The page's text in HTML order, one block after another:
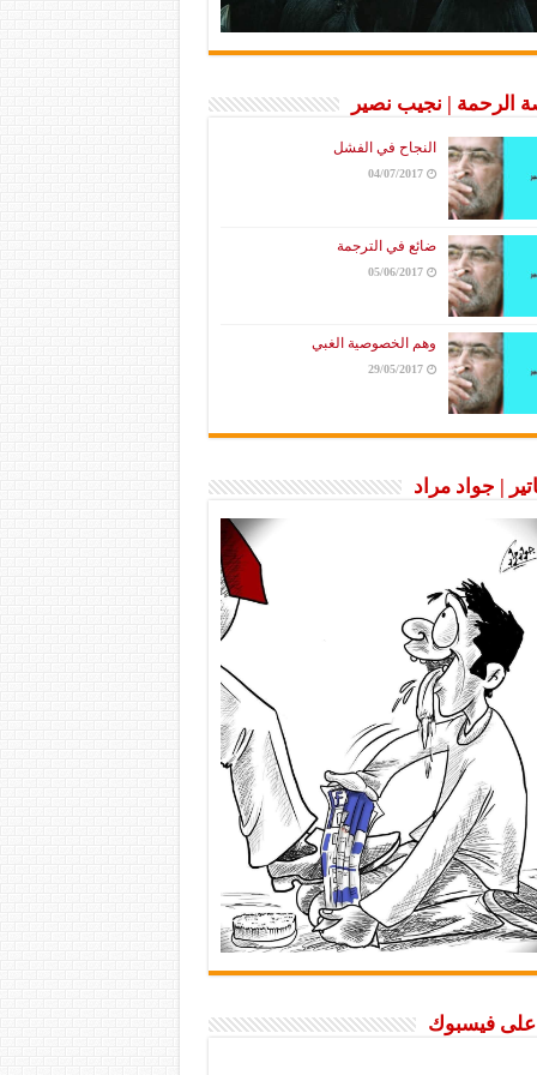
الرحمة | نجيب نصير
النجاح في الفشل
04/07/2017
ضائع في الترجمة
05/06/2017
وهم الخصوصية الغبي
29/05/2017
| جواد مراد
على فيسبوك